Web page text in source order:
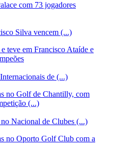
com 73 jogadores
Silva vencem (...)
teve em Francisco Ataíde e
de (...)
no Golf de Chantilly, com
(...)
Nacional de Clubes (...)
no Oporto Golf Club com a